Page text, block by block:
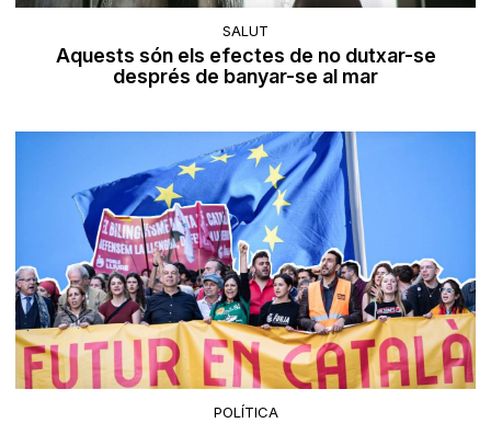
SALUT
Aquests són els efectes de no dutxar-se
després de banyar-se al mar
POLÍTICA